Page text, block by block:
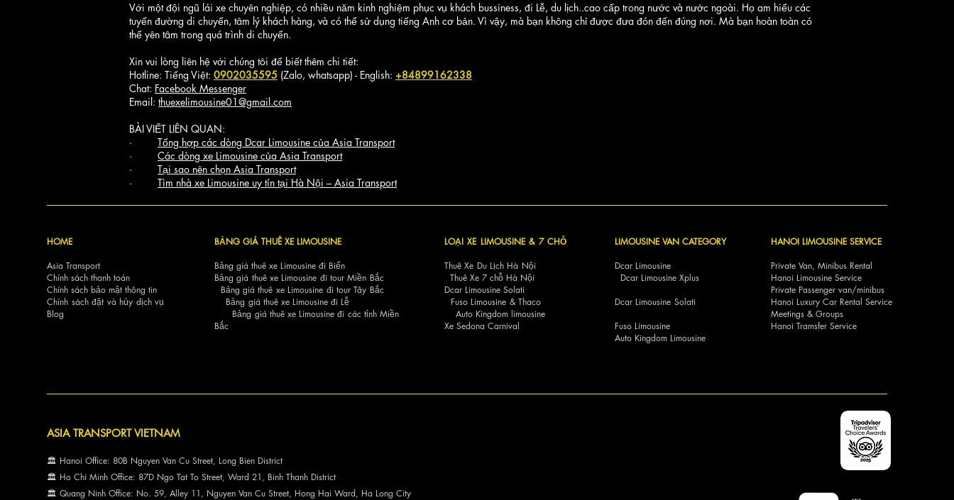
Với một đội ngũ lái xe chuyên nghiệp, có nhiều năm kinh nghiệm phục vụ khách bussiness, đi Lễ, du lịch..cao cấp trong nước và nước ngoài. Họ am hiểu các
tuyến đường di chuyển, tâm lý khách hàng, và có thể sử dụng tiếng Anh cơ bản. Vì vậy, mà bạn không chỉ được đưa đón đến đúng nơi. Mà bạn hoàn toàn có
thể yên tâm trong quá trình di chuyển.
Xin vui lòng liên hệ với chúng tôi để biết thêm chi tiết:
Hotline: Tiếng Việt: 0902035595 (Zalo, whatsapp) - English: +84899162338
Chat: Facebook Messenger
Email: thuexelimousine01@gmail.com
BÀI VIẾT LIÊN QUAN:
· Tổng hợp các dòng Dcar Limousine của Asia Transport
· Các dòng xe Limousine của Asia Transport
· Tại sao nên chọn Asia Transport
· Tìm nhà xe Limousine uy tín tại Hà Nội – Asia Transport
HOME
Asia Transport
Chính sách thanh toán
Chính sách bảo mật thông tin
Chính sách đặt và hủy dịch vụ
Blog
BẢNG GIÁ THUÊ XE LIMOUSINE
Bảng giá thuê xe Limousine đi Biển
Bảng giá thuê xe Limousine đi tour Miền Bắc
Bảng giá thuê xe Limousine đi tour Tây Bắc
Bảng giá thuê xe Limousine đi Lễ
Bảng giá thuê xe Limousine đi các tỉnh Miền
Bắc
LOẠI XE LIMOUSINE& 7 CHỖ
Thuê Xe Du Lịch Hà Nội
Thuê Xe 7 chỗ Hà Nội
Dcar Limousine Solati
Fuso Limousine &Thaco
Auto Kingdom limousine
Xe Sedona Carnival
LIMOUSINE VAN CATEGORY
Dcar Limousine
Dcar Limousine Xplus
Dcar Limousine Solati
Fuso Limousine
Auto Kingdom Limousine
HANOI LIMOUSINE SERVICE
Private Van, Minibus Rental
Hanoi Limousine Service
Private Passenger van/minibus
Hanoi Luxury Car Rental Service
Meetings & Groups
Hanoi Tramsfer Service
ASIA TRANSPORT VIETNAM
🏛 Hanoi Office: 80B Nguyen Van Cu Street, Long Bien District
🏛 Ho Chi Minh Office: 87D Ngo Tat To Street, Ward 21, Binh Thanh District
🏛 Quang Ninh Office: No. 59, Alley 11, Nguyen Van Cu Street, Hong Hai Ward, Ha Long City